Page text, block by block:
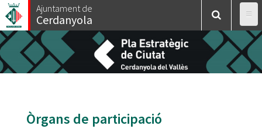
Vés
al
contingut
Ajuntament de
Cerdanyola
Òrgans de participació